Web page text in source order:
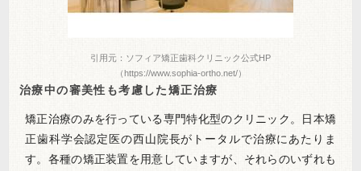
引用元：ソフィア矯正歯科クリニック公式HP
（https://www.sophia-ortho.net/）
治療中の審美性も考慮した矯正治療
矯正治療のみを行っている専門特化型のクリニック。日本矯
正歯科学会認定医の西山院長がトータルで治療にあたりま
す。各種の矯正装置を用意していますが、それらのいずれも